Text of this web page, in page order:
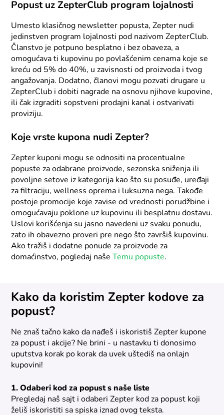
Popust uz ZepterClub program lojalnosti
Umesto klasičnog newsletter popusta, Zepter nudi
jedinstven program lojalnosti pod nazivom ZepterClub.
Članstvo je potpuno besplatno i bez obaveza, a
omogućava ti kupovinu po povlašćenim cenama koje se
kreću od 5% do 40%, u zavisnosti od proizvoda i tvog
angažovanja. Dodatno, članovi mogu pozvati drugare u
ZepterClub i dobiti nagrade na osnovu njihove kupovine,
ili čak izgraditi sopstveni prodajni kanal i ostvarivati
proviziju.
Koje vrste kupona nudi Zepter?
Zepter kuponi mogu se odnositi na procentualne
popuste za odabrane proizvode, sezonska sniženja ili
povoljne setove iz kategorija kao što su posuđe, uređaji
za filtraciju, wellness oprema i luksuzna nega. Takođe
postoje promocije koje zavise od vrednosti porudžbine i
omogućavaju poklone uz kupovinu ili besplatnu dostavu.
Uslovi korišćenja su jasno navedeni uz svaku ponudu,
zato ih obavezno proveri pre nego što završiš kupovinu.
Ako tražiš i dodatne ponude za proizvode za
domaćinstvo, pogledaj naše
Temu popuste.
Kako da koristim Zepter kodove za
popust?
Ne znaš tačno kako da nađeš i iskoristiš Zepter kupone
za popust i akcije? Ne brini - u nastavku ti donosimo
uputstva korak po korak da uvek uštediš na onlajn
kupovini!
1. Odaberi kod za popust s naše liste
Pregledaj naš sajt i odaberi Zepter kod za popust koji
želiš iskoristiti sa spiska iznad ovog teksta.